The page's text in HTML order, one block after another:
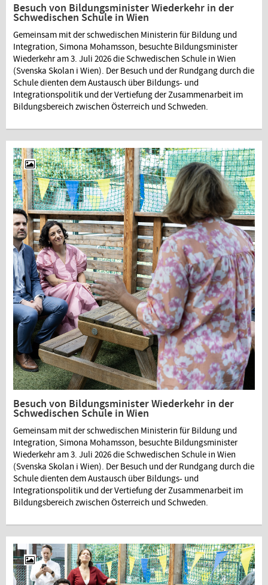
Besuch von Bildungsminister Wiederkehr in der
Schwedischen Schule in Wien
Gemeinsam mit der schwedischen Ministerin für Bildung und
Integration, Simona Mohamsson, besuchte Bildungsminister
Wiederkehr am 3. Juli 2026 die Schwedischen Schule in Wien
(Svenska Skolan i Wien). Der Besuch und der Rundgang durch die
Schule dienten dem Austausch über Bildungs- und
Integrationspolitik und der Vertiefung der Zusammenarbeit im
Bildungsbereich zwischen Österreich und Schweden.
Besuch von Bildungsminister Wiederkehr in der
Schwedischen Schule in Wien
Gemeinsam mit der schwedischen Ministerin für Bildung und
Integration, Simona Mohamsson, besuchte Bildungsminister
Wiederkehr am 3. Juli 2026 die Schwedischen Schule in Wien
(Svenska Skolan i Wien). Der Besuch und der Rundgang durch die
Schule dienten dem Austausch über Bildungs- und
Integrationspolitik und der Vertiefung der Zusammenarbeit im
Bildungsbereich zwischen Österreich und Schweden.